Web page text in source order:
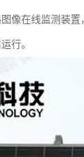
像在线监测装
行。